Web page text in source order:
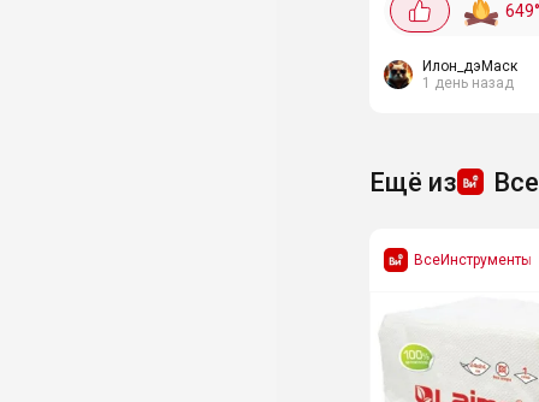
нравится
хватит и для
камня....
649°
Илон_дэМаск
1 день назад
Ещё из
ВсеИнструменты